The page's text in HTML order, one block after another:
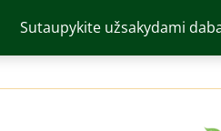
Sutaupykite užsakydami